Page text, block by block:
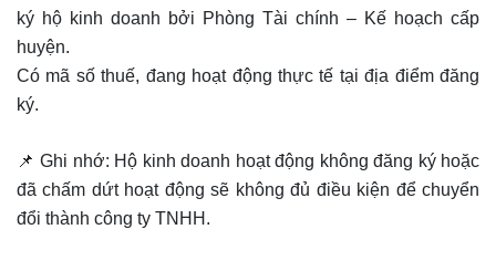
ký hộ kinh doanh bởi Phòng Tài chính – Kế hoạch cấp
huyện.
Có mã số thuế, đang hoạt động thực tế tại địa điểm đăng
ký.
📌 Ghi nhớ: Hộ kinh doanh hoạt động không đăng ký hoặc
đã chấm dứt hoạt động sẽ không đủ điều kiện để chuyển
đổi thành công ty TNHH.